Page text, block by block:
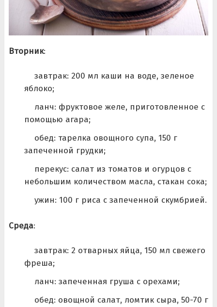
Вторник:
завтрак: 200 мл каши на воде, зеленое
яблоко;
ланч: фруктовое желе, приготовленное с
помощью агара;
обед: тарелка овощного супа, 150 г
запеченной грудки;
перекус: салат из томатов и огурцов с
небольшим количеством масла, стакан сока;
ужин: 100 г риса с запеченной скумбрией.
Среда:
завтрак: 2 отварных яйца, 150 мл свежего
фреша;
ланч: запеченная груша с орехами;
обед: овощной салат, ломтик сыра, 50-70 г